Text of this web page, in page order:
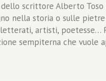
scrittore Alberto Toso
nella storia o sulle
artisti, poetesse…
sempiterna che vuole